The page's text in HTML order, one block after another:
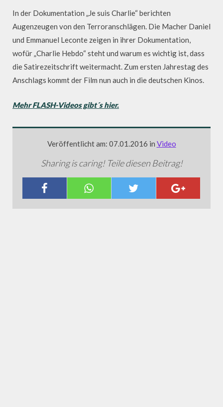
In der Dokumentation „Je suis Charlie“ berichten
Augenzeugen von den Terroranschlägen. Die Macher Daniel
und Emmanuel Leconte zeigen in ihrer Dokumentation,
wofür „Charlie Hebdo“ steht und warum es wichtig ist, dass
die Satirezeitschrift weitermacht. Zum ersten Jahrestag des
Anschlags kommt der Film nun auch in die deutschen Kinos.
Mehr FLASH-Videos gibt´s hier.
Veröffentlicht am: 07.01.2016 in Video
Sharing is caring! Teile diesen Beitrag!